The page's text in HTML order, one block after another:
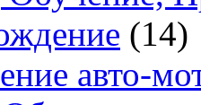
(14)
авто-